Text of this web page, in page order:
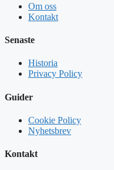
Om oss
Kontakt
Senaste
Historia
Privacy Policy
Guider
Cookie Policy
Nyhetsbrev
Kontakt